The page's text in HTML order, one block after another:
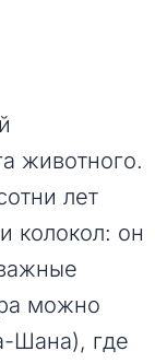
животного.
лет
колокол: он
можно
Шана), где